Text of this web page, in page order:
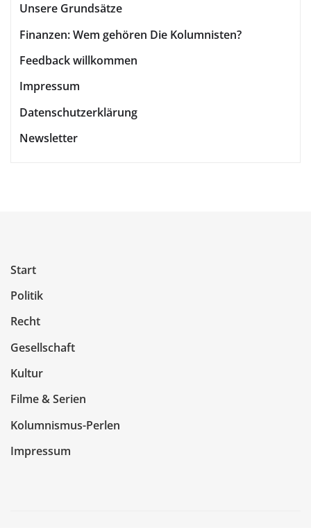
Unsere Grundsätze
Finanzen: Wem gehören Die Kolumnisten?
Feedback willkommen
Impressum
Datenschutzerklärung
Newsletter
Start
Politik
Recht
Gesellschaft
Kultur
Filme & Serien
Kolumnismus-Perlen
Impressum